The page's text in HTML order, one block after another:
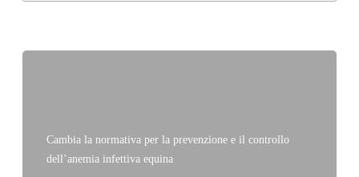
Cambia la normativa per la prevenzione e il controllo
dell’anemia infettiva equina